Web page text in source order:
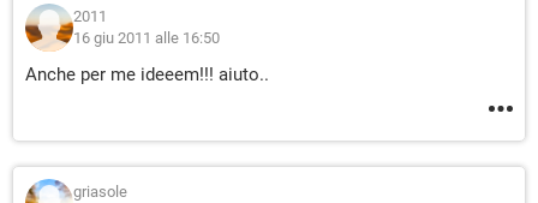
2011
16 giu 2011 alle 16:50
Anche per me ideeem!!! aiuto..
griasole